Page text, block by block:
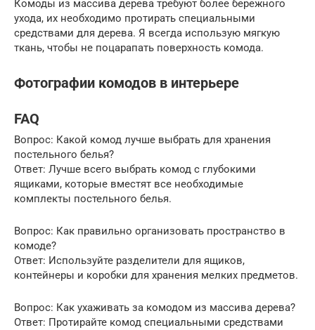
Комоды из массива дерева требуют более бережного
ухода, их необходимо протирать специальными
средствами для дерева. Я всегда использую мягкую
ткань, чтобы не поцарапать поверхность комода.
Фотографии комодов в интерьере
FAQ
Вопрос: Какой комод лучше выбрать для хранения
постельного белья?
Ответ: Лучше всего выбрать комод с глубокими
ящиками, которые вместят все необходимые
комплекты постельного белья.
Вопрос: Как правильно организовать пространство в
комоде?
Ответ: Используйте разделители для ящиков,
контейнеры и коробки для хранения мелких предметов.
Вопрос: Как ухаживать за комодом из массива дерева?
Ответ: Протирайте комод специальными средствами